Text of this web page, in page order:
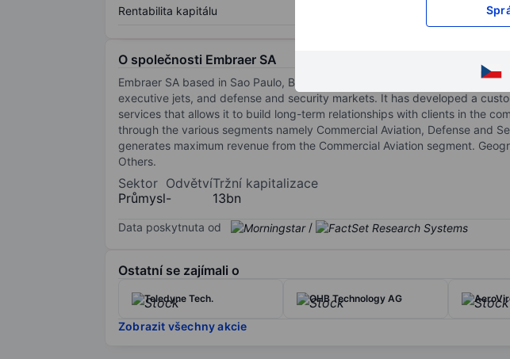
Rentabilita kapitálu
O společnosti Embraer SA
Embraer SA based in Sao Paulo, Brazil, manufacturer of jets. Its focus is
executive jets, and defense and security markets. It has developed a
services that allows it to build long-term relationships with clients in the
through the various segments namely Commercial Aviation, Defense and
generates maximum revenue from the Commercial Aviation segment.
Others.
Sektor
Průmysl
Odvětví
-
Tržní kapitalizace
13bn
Data poskytnuta od /
Ostatní se zajímali o
Teledyne Tech. OHB Technology AG
Zobrazit všechny akcie